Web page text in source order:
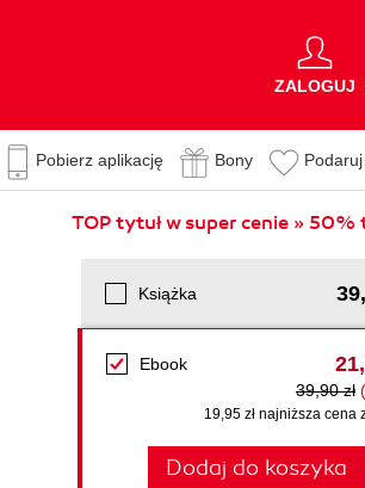
ZALOGUJ
Pobierz aplikację Bony
TOP tytuł w super cenie » 50%
Książka
Ebook
39,90 zł
19,95 zł najniższa cena
Dodaj do koszyka